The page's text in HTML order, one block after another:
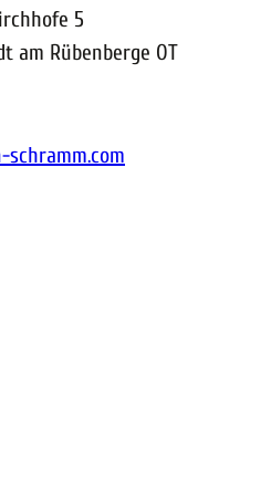
5
am Rübenberge OT
schramm.com